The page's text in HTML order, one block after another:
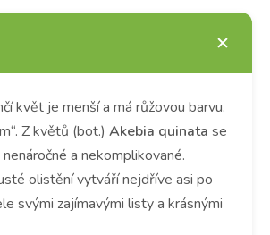
květ je menší a má růžovou barvu.
Z květů (bot.) Akebia quinata se
a nekomplikované.
olistění vytváří nejdříve asi po
svými zajímavými listy a krásnými